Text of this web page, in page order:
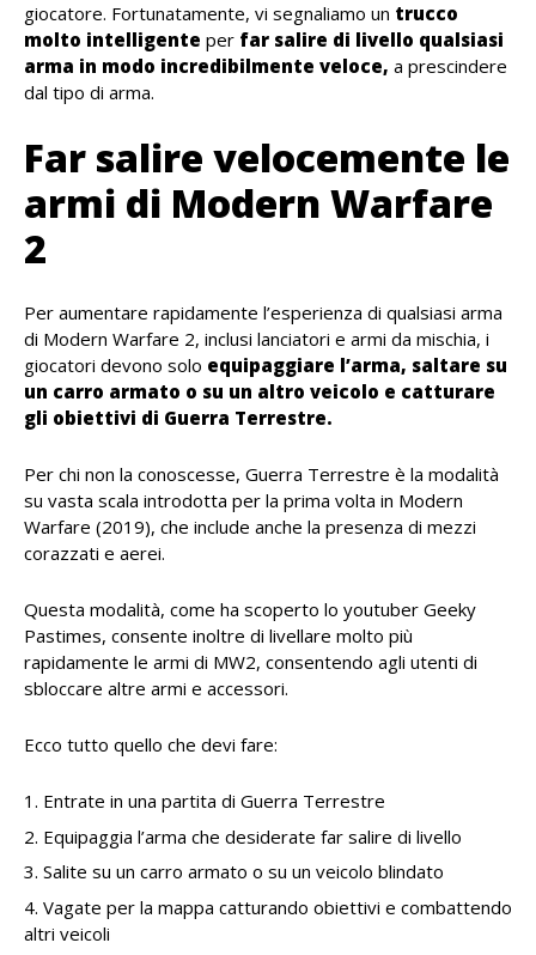
giocatore. Fortunatamente, vi segnaliamo un trucco
molto intelligente per far salire di livello qualsiasi
arma in modo incredibilmente veloce, a prescindere
dal tipo di arma.
Far salire velocemente le
armi di Modern Warfare
2
Per aumentare rapidamente l’esperienza di qualsiasi arma
di Modern Warfare 2, inclusi lanciatori e armi da mischia, i
giocatori devono solo equipaggiare l’arma, saltare su
un carro armato o su un altro veicolo e catturare
gli obiettivi di Guerra Terrestre.
Per chi non la conoscesse, Guerra Terrestre è la modalità
su vasta scala introdotta per la prima volta in Modern
Warfare (2019), che include anche la presenza di mezzi
corazzati e aerei.
Questa modalità, come ha scoperto lo youtuber Geeky
Pastimes, consente inoltre di livellare molto più
rapidamente le armi di MW2, consentendo agli utenti di
sbloccare altre armi e accessori.
Ecco tutto quello che devi fare:
Entrate in una partita di Guerra Terrestre
Equipaggia l’arma che desiderate far salire di livello
Salite su un carro armato o su un veicolo blindato
Vagate per la mappa catturando obiettivi e combattendo
altri veicoli